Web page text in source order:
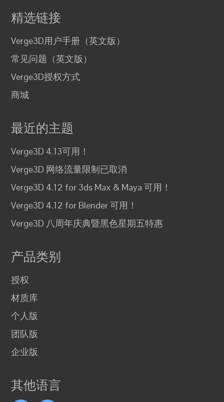
精选链接
Verge3D用户手册（英文版）
常见问题（英文版）
Verge3D授权方式
商城
最近的主题
Verge3D 4.13可用！
Verge3D 网络流量限制已取消
Verge3D 4.12 for 3ds Max & Maya 可用！
Verge3D 4.12 for Blender 可用！
Verge3D 八周年庆典暨黑色星期五特惠
产品类别
授权
材质库
个人版
团队版
企业版
其他语言